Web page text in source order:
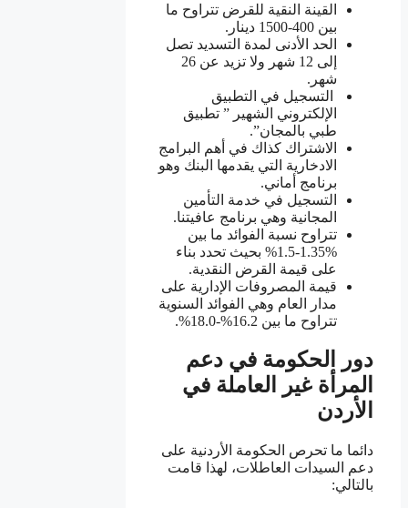
القينة النقية للقرض تتراوح ما
بين 400-1500 دينار.
الحد الأدنى لمدة التسديد تصل
إلى 12 شهر ولا تزيد عن 26
شهر.
التسجيل في التطبيق
الإلكتروني الشهير ” تطبيق
طبي بالمجان”.
الاشتراك كذاك في أهم البرامج
الادخارية التي يقدمها البنك وهو
برنامج أماني.
التسجيل في خدمة التأمين
المجانية وهي برنامج عافيتنا.
تتراوح نسبة الفوائد ما بين
%1.35-1.5% بحيث تحدد بناء
على قيمة القرض النقدية.
قيمة المصروفات الإدارية على
مدار العام وهي الفوائد السنوية
تتراوح ما بين 16.2%-18.0%.
دور الحكومة في دعم
المرأة غير العاملة في
الأردن
دائما ما تحرص الحكومة الأردنية على
دعم السيدات العاطلات، لهذا قامت
بالتالي: